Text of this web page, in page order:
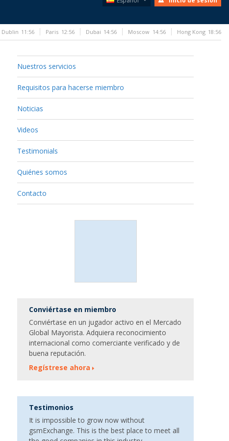
Nuestros servicios
Requisitos para hacerse miembro
Noticias
Videos
Testimonials
Quiénes somos
Contacto
Conviértase en miembro
Conviértase en un jugador activo en el Mercado
Global Mayorista. Adquiera reconocimiento
internacional como comerciante verificado y de
buena reputación.
Regístrese ahora
Testimonios
It is impossible to grow now without
gsmExchange. This is the best place to meet all
Dublin 11:56 Paris 12:56 Dubai 14:56 Moscow 14:56 Hong Kong 18:56